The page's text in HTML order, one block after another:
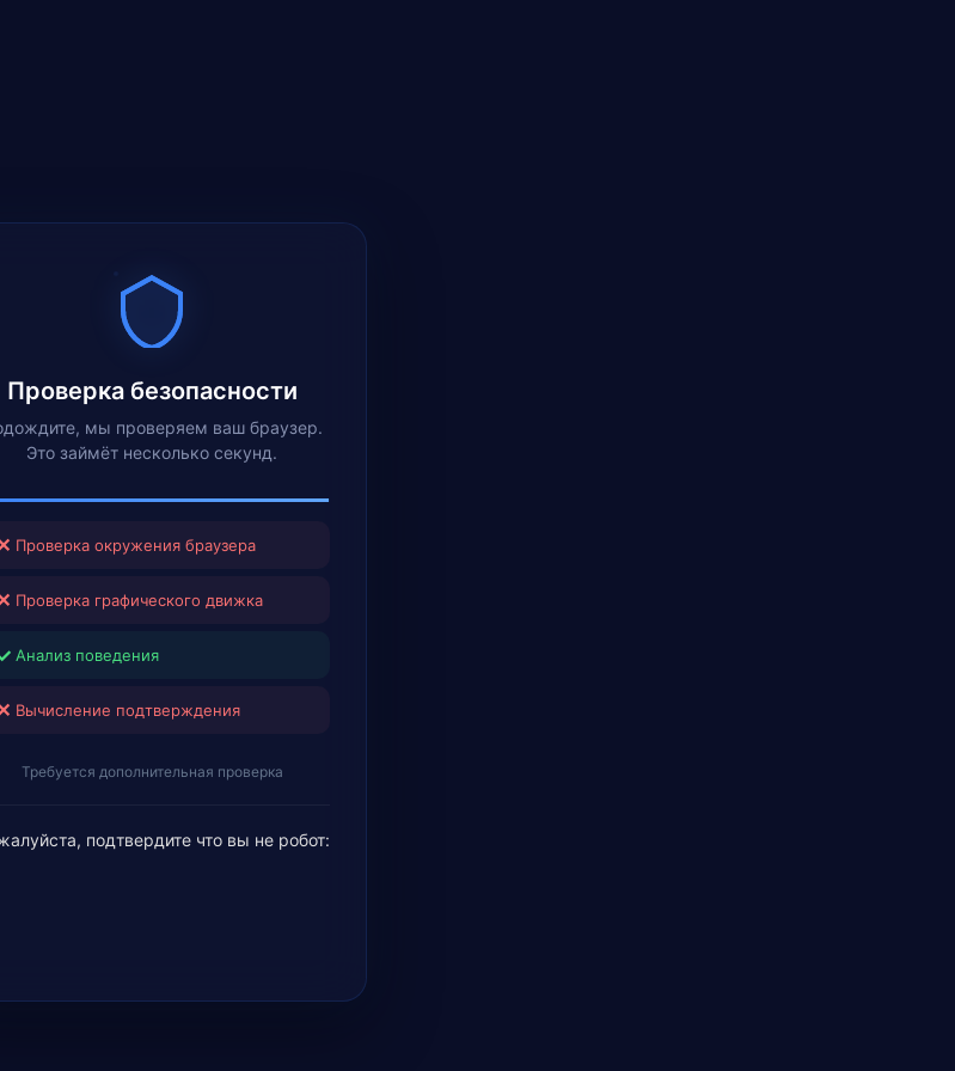
Проверка безопасности
мы проверяем ваш браузер.
Это займёт несколько секунд.
Проверка окружения браузера
Проверка графического движка
Анализ поведения
Вычисление подтверждения
Требуется дополнительная проверка
подтвердите что вы не робот: